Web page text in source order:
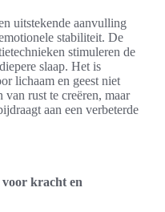
uitstekende aanvulling
stabiliteit. De
stimuleren de
slaap. Het is
lichaam en geest niet
van rust te creëren, maar
aan een verbeterde
kracht en